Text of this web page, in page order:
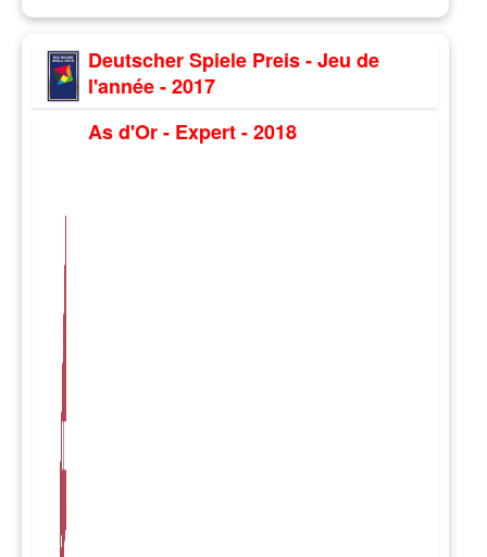
Deutscher Spiele Preis - Jeu de
l'année - 2017
As d'Or - Expert - 2018